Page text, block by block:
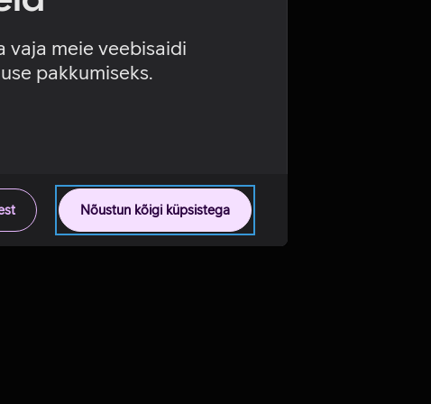
vaja meie veebisaidi
pakkumiseks.
Nõustun kõigi küpsistega